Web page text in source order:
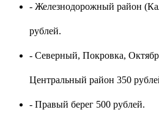
- Железнодорожный район
рублей.
- Северный, Покровка,
Центральный район 350
- Правый берег 500 рублей.